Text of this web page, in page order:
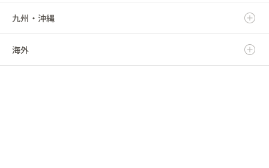
福島県
千葉県
東京都
三重県
石川県
福井県
京都府
大阪府
鳥取県
島根県
九州・沖縄
福岡県
海外